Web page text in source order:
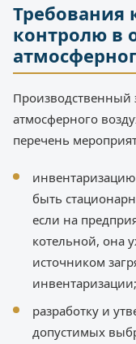
Требования
контролю в
Производственный
атмосферного
перечень
быть
если на
котельной, она
источником
инвентаризации;
разработку и
допустимых